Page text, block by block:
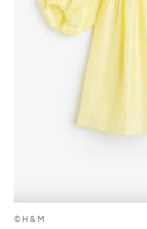
©H&M